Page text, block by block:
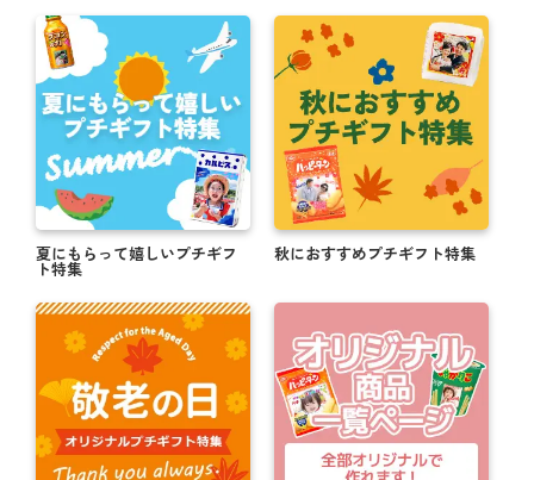
夏にもらって嬉しいプチギフ
ト特集
秋におすすめプチギフト特集